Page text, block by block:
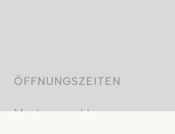
ÖFFNUNGSZEITEN
Montag geschlossen